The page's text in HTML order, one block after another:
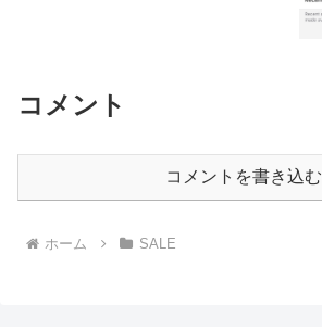
コメント
コメントを書き込む
ホーム SALE